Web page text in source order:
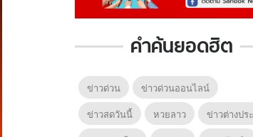
หากวินาทีนั้นไม่
พบเธอ
หากวิ
พบเธ
คำค้นยอดฮิต
ข่าวด่วน
ข่าวด่วนออนไลน์
ข่าวสดวันนี้
หวยลาว
ข่าวต่างปร